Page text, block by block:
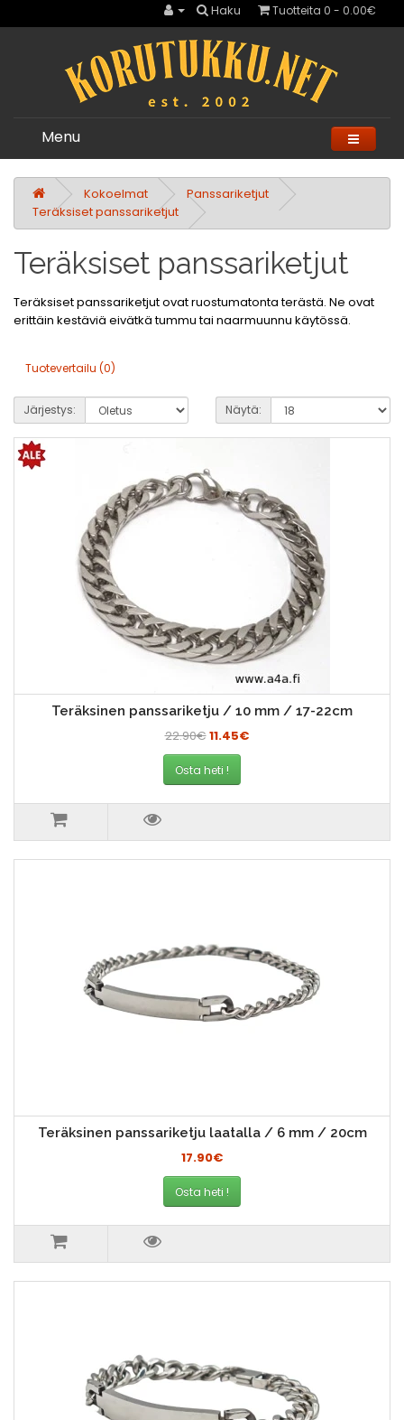
Haku Tuotteita 0 - 0.00€
Menu
Kokoelmat
Panssariketjut
Teräksiset panssariketjut
Teräksiset panssariketjut
Teräksiset panssariketjut ovat ruostumatonta terästä. Ne ovat
erittäin kestäviä eivätkä tummu tai naarmuunnu käytössä.
Tuotevertailu (0)
Järjestys: Näytä:
Teräksinen panssariketju / 10 mm / 17-22cm
22.90€11.45€
Osta heti !
Teräksinen panssariketju laatalla / 6 mm / 20cm
17.90€
Osta heti !